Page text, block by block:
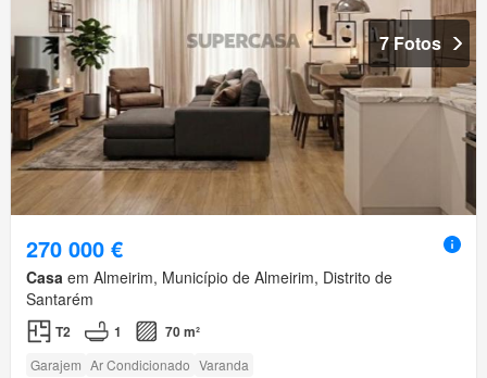
7 Fotos
270 000 €
Casa em Almeirim, Município de Almeirim, Distrito de
Santarém
T2 1 70 m²
Garajem Ar Condicionado Varanda